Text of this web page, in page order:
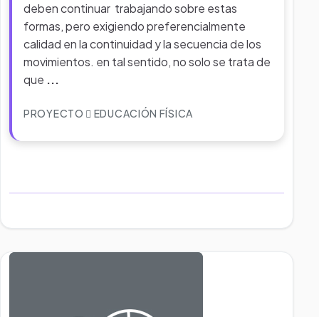
deben continuar trabajando sobre estas
formas, pero exigiendo preferencialmente
calidad en la continuidad y la secuencia de los
movimientos. en tal sentido, no solo se trata de
que ...
PROYECTO EDUCACIÓN FÍSICA